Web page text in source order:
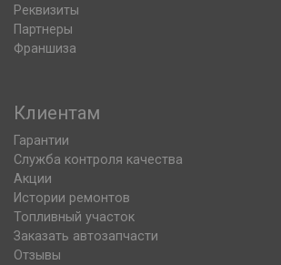
Реквизиты
Партнеры
Франшиза
Клиентам
Гарантии
Служба контроля качества
Акции
Истории ремонтов
Топливный участок
Заказать автозапчасти
Отзывы